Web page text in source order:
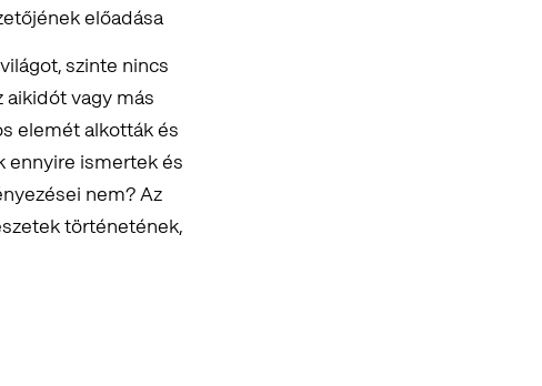
előadása
szinte nincs
aikidót vagy más
elemét alkották és
ennyire ismertek és
nem? Az
történetének,